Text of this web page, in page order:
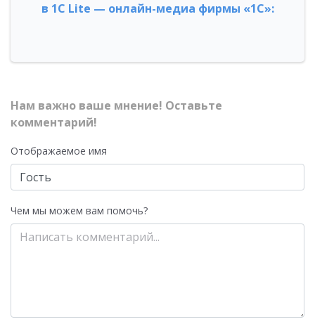
в 1С Lite — онлайн-медиа фирмы «1С»:
Нам важно ваше мнение! Оставьте
комментарий!
Отображаемое имя
Чем мы можем вам помочь?